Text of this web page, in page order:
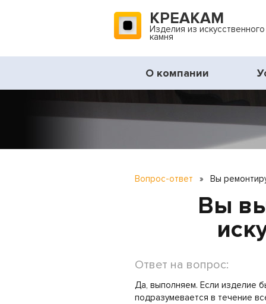
КРЕАКАМ
Изделия из искусственного
камня
О компании
Вопрос-ответ » Вы
Вы
Ответ на вопрос:
Да, выполняем. Если изделие
подразумевается в течение